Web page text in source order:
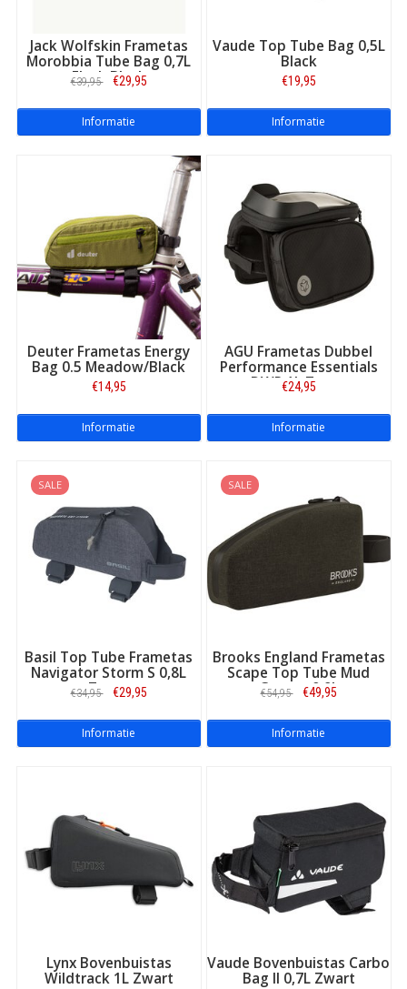
Jack Wolfskin Frametas
Morobbia Tube Bag 0,7L
Flash Black
€39,95 €29,95
Informatie
Vaude Top Tube Bag 0,5L
Black
€19,95
Informatie
Deuter Frametas Energy
Bag 0.5 Meadow/Black
€14,95
Informatie
AGU Frametas Dubbel
Performance Essentials
DWR 1L Zwart
€24,95
Informatie
SALE
Basil Top Tube Frametas
Navigator Storm S 0,8L
Zwart
€34,95 €29,95
Informatie
SALE
Brooks England Frametas
Scape Top Tube Mud
Green - 0,9L
€54,95 €49,95
Informatie
Lynx Bovenbuistas
Wildtrack 1L Zwart
Vaude Bovenbuistas Carbo
Bag II 0,7L Zwart